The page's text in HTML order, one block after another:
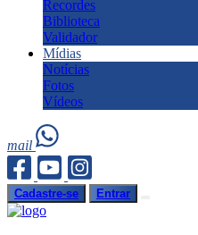
Recordes
Biblioteca
Validador
Mídias
Notícias
Fotos
Vídeos
mail
Cadastre-se Entrar